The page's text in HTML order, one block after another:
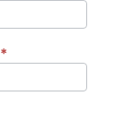
*